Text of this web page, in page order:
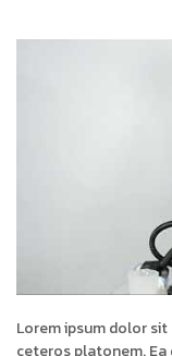
Lorem ipsum dolor
ceteros platonem. Ea